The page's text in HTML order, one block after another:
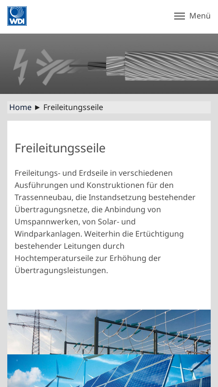
Menü
Home ► Freileitungsseile
Show larger version
Show larger version
Freileitungsseile
Freileitungs- und Erdseile in verschiedenen
Ausführungen und Konstruktionen für den
Trassenneubau, die Instandsetzung bestehender
Übertragungsnetze, die Anbindung von
Umspannwerken, von Solar- und
Windparkanlagen. Weiterhin die Ertüchtigung
bestehender Leitungen durch
Hochtemperaturseile zur Erhöhung der
Übertragungsleistungen.